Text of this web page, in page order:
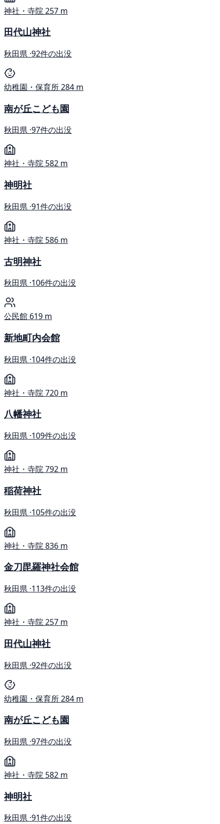
神社・寺院257 m
田代山神社
秋田県 ·92件の出没
幼稚園・保育所284 m
南が丘こども園
秋田県 ·97件の出没
神社・寺院 582 m
神明社
秋田県 ·91件の出没
神社・寺院 586 m
古明神社
秋田県 ·106件の出没
公民館 619 m
新地町内会館
秋田県 ·104件の出没
神社・寺院720 m
八幡神社
秋田県 ·109件の出没
神社・寺院792 m
稲荷神社
秋田県 ·105件の出没
神社・寺院836 m
金刀毘羅神社会館
秋田県 ·113件の出没
神社・寺院257 m
田代山神社
秋田県 ·92件の出没
幼稚園・保育所284 m
南が丘こども園
秋田県 ·97件の出没
神社・寺院 582 m
神明社
秋田県 ·91件の出没